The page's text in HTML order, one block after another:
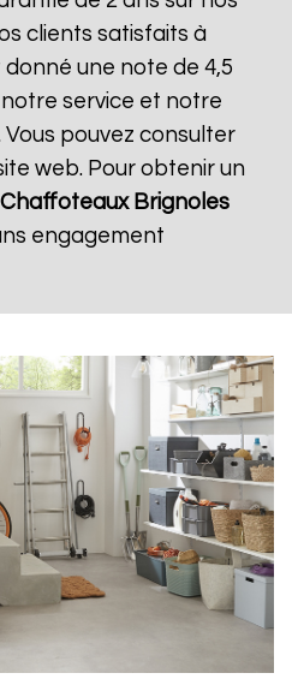
clients satisfaits à
donné une note de 4,5
service et notre
pouvez consulter
web. Pour obtenir un
Brignoles
engagement